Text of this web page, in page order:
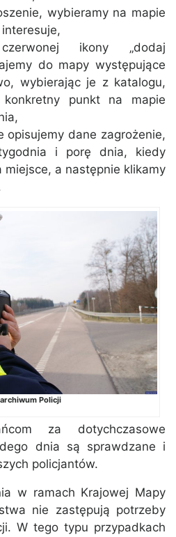
wybieramy na mapie
ikony „dodaj
do mapy występujące
wybierając je z katalogu,
konkretny punkt na mapie
opisujemy dane zagrożenie,
i porę dnia, kiedy
miejsce, a następnie klikamy
Policji
za dotychczasowe
dnia są sprawdzane i
policjantów.
w ramach Krajowej Mapy
nie zastępują potrzeby
W tego typu przypadkach